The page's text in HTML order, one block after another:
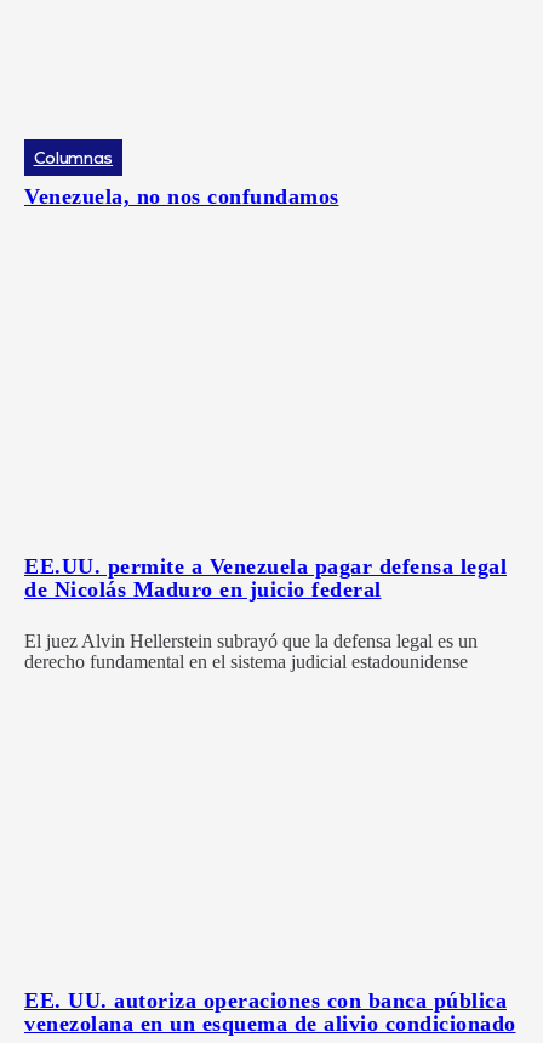
Columnas
Venezuela, no nos confundamos
EE.UU. permite a Venezuela pagar defensa legal
de Nicolás Maduro en juicio federal
El juez Alvin Hellerstein subrayó que la defensa legal es un
derecho fundamental en el sistema judicial estadounidense
EE. UU. autoriza operaciones con banca pública
venezolana en un esquema de alivio condicionado